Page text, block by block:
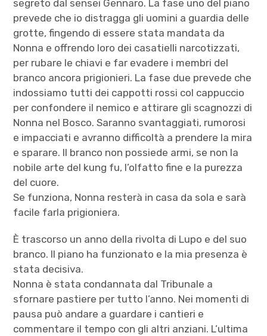
segreto dal sensei Gennaro. La fase uno del piano
prevede che io distragga gli uomini a guardia delle
grotte, fingendo di essere stata mandata da
Nonna e offrendo loro dei casatielli narcotizzati,
per rubare le chiavi e far evadere i membri del
branco ancora prigionieri. La fase due prevede che
indossiamo tutti dei cappotti rossi col cappuccio
per confondere il nemico e attirare gli scagnozzi di
Nonna nel Bosco. Saranno svantaggiati, rumorosi
e impacciati e avranno difficoltà a prendere la mira
e sparare. Il branco non possiede armi, se non la
nobile arte del kung fu, l’olfatto fine e la purezza
del cuore.
Se funziona, Nonna resterà in casa da sola e sarà
facile farla prigioniera.
È trascorso un anno della rivolta di Lupo e del suo
branco. Il piano ha funzionato e la mia presenza è
stata decisiva.
Nonna è stata condannata dal Tribunale a
sfornare pastiere per tutto l’anno. Nei momenti di
pausa può andare a guardare i cantieri e
commentare il tempo con gli altri anziani. L’ultima